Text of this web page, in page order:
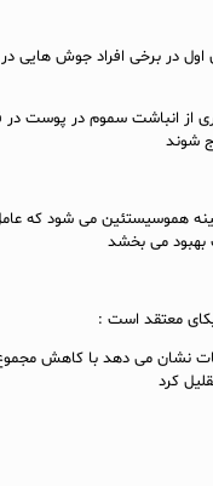
اول در برخی افراد جوش هایی
از انباشت سموم در پوست
شوند
هموسیستئین می شود که
بهبود می بخشد
معتقد است :
نشان می دهد با کاهش
کرد